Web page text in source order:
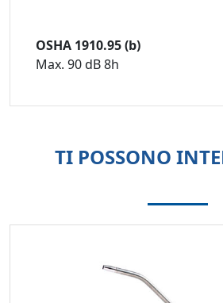
OSHA 1910.95 (b)
Max. 90 dB 8h
TI POSSONO